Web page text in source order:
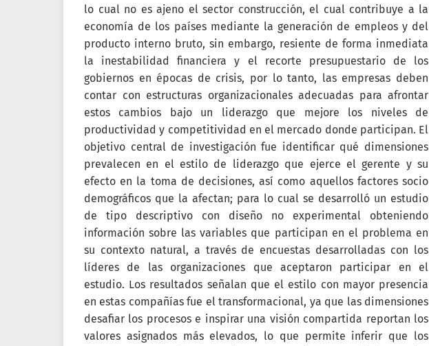
lo cual no es ajeno el sector construcción, el cual contribuye a la
economía de los países mediante la generación de empleos y del
producto interno bruto, sin embargo, resiente de forma inmediata
la inestabilidad financiera y el recorte presupuestario de los
gobiernos en épocas de crisis, por lo tanto, las empresas deben
contar con estructuras organizacionales adecuadas para afrontar
estos cambios bajo un liderazgo que mejore los niveles de
productividad y competitividad en el mercado donde participan. El
objetivo central de investigación fue identificar qué dimensiones
prevalecen en el estilo de liderazgo que ejerce el gerente y su
efecto en la toma de decisiones, así como aquellos factores socio
demográficos que la afectan; para lo cual se desarrolló un estudio
de tipo descriptivo con diseño no experimental obteniendo
información sobre las variables que participan en el problema en
su contexto natural, a través de encuestas desarrolladas con los
líderes de las organizaciones que aceptaron participar en el
estudio. Los resultados señalan que el estilo con mayor presencia
en estas compañías fue el transformacional, ya que las dimensiones
desafiar los procesos e inspirar una visión compartida reportan los
valores asignados más elevados, lo que permite inferir que los